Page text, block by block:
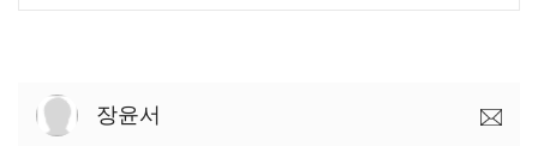
장윤서